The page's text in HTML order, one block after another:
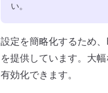
い。
設定を簡略化するため、
を提供しています。大
有効化できます。